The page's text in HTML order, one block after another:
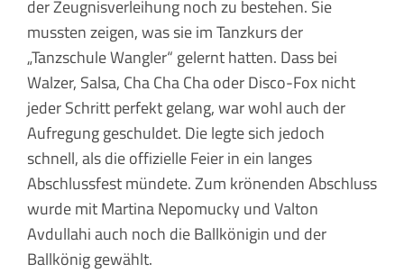
der Zeugnisverleihung noch zu bestehen. Sie
mussten zeigen, was sie im Tanzkurs der
„Tanzschule Wangler“ gelernt hatten. Dass bei
Walzer, Salsa, Cha Cha Cha oder Disco-Fox nicht
jeder Schritt perfekt gelang, war wohl auch der
Aufregung geschuldet. Die legte sich jedoch
schnell, als die offizielle Feier in ein langes
Abschlussfest mündete. Zum krönenden Abschluss
wurde mit Martina Nepomucky und Valton
Avdullahi auch noch die Ballkönigin und der
Ballkönig gewählt.